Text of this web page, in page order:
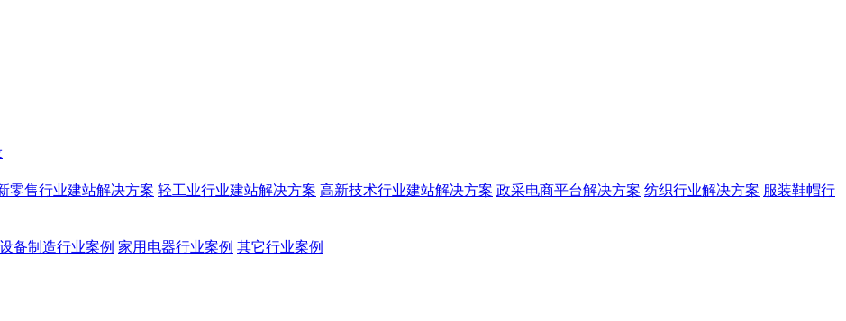
零售行业建站解决方案 轻工业行业建站解决方案 高新技术行业建站解决方案 政采电商平台解决方案 纺织行业解决方案 服装鞋帽行
设备制造行业案例 家用电器行业案例 其它行业案例